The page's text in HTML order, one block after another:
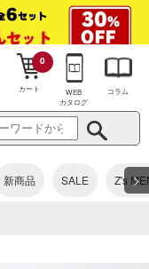
カート
0
WEB
カタログ
コラム
新商品 SALE Z's >